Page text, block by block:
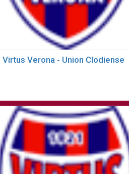
Virtus Verona - Union Clodiense